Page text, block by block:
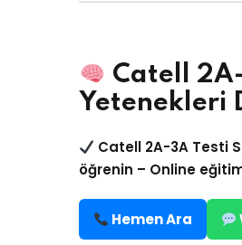
Catell
Yetenekleri
Catell 2A-3A Testi
öğrenin – Online
Hemen Ara